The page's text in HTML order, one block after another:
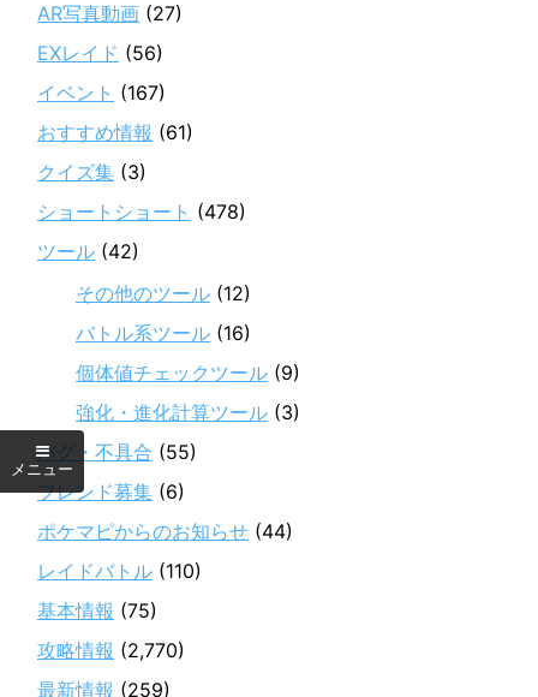
AR写真動画 (27)
EXレイド (56)
イベント (167)
おすすめ情報 (61)
クイズ集 (3)
ショートショート (478)
ツール (42)
その他のツール (12)
バトル系ツール (16)
個体値チェックツール (9)
強化・進化計算ツール (3)
バグ・不具合 (55)
フレンド募集 (6)
ポケマピからのお知らせ (44)
レイドバトル (110)
基本情報 (75)
攻略情報 (2,770)
最新情報 (259)